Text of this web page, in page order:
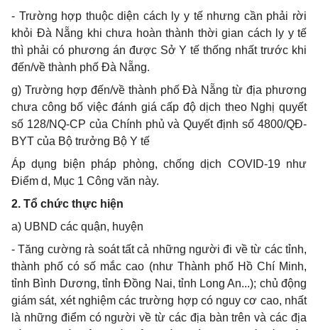
- Trường hợp thuộc diện cách ly y tế nhưng cần phải rời
khỏi Đà Nẵng khi chưa hoàn thành thời gian cách ly y tế
thì phải có phương án được Sở Y tế thống nhất trước khi
đến/về thành phố Đà Nẵng.
g) Trường hợp đến/về thành phố Đà Nẵng từ địa phương
chưa công bố việc đánh giá cấp độ dịch theo Nghị quyết
số 128/NQ-CP của Chính phủ và Quyết định số 4800/QĐ-
BYT của Bộ trưởng Bộ Y tế
Áp dụng biện pháp phòng, chống dịch COVID-19 như
Điểm d, Mục 1 Công văn này.
2. Tổ chức thực hiện
a) UBND các quận, huyện
- Tăng cường rà soát tất cả những người đi về từ các tỉnh,
thành phố có số mắc cao (như Thành phố Hồ Chí Minh,
tỉnh Bình Dương, tỉnh Đồng Nai, tỉnh Long An...); chủ động
giám sát, xét nghiệm các trường hợp có nguy cơ cao, nhất
là những điểm có người về từ các địa bàn trên và các địa